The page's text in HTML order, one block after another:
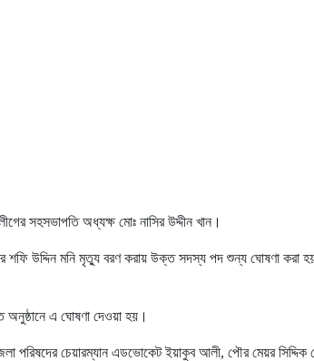
সহসভাপতি অধ্যক্ষ মোঃ নাসির উদ্দীন খান।
শফি উদ্দিন মনি মৃত্যু বরণ করায় উক্ত সদস্য পদ শুন্য ঘোষণা
এ ঘোষণা দেওয়া হয়।
পরিষদের চেয়ারম্যান এডভোকেট ইয়াকুব আলী, পৌর মেয়র